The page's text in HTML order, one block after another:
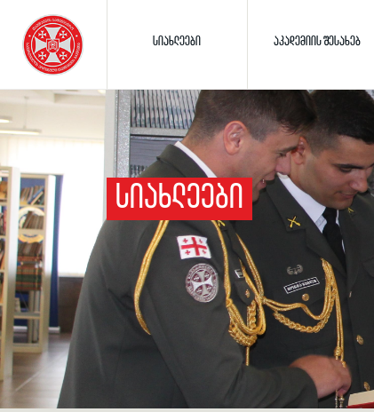
ᲡᲘᲐᲮᲚᲔᲔᲑᲘ ᲐᲙᲐᲓᲔᲛᲘᲘᲡ ᲨᲔᲡᲐᲮᲔᲑ
ᲡᲘᲐᲮᲚᲔᲔᲑᲘ